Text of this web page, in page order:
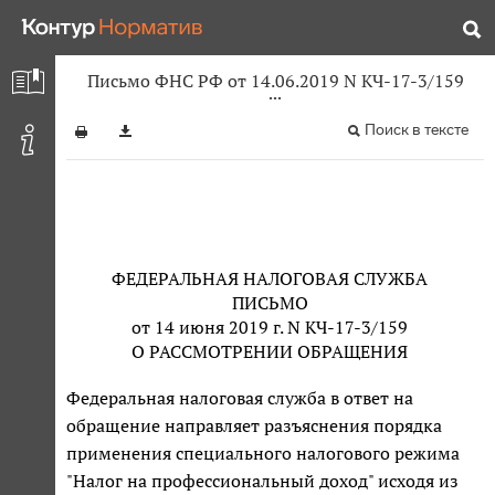
Письмо ФНС РФ от 14.06.2019 N КЧ-17-3/159
Поиск в тексте
ФЕДЕРАЛЬНАЯ НАЛОГОВАЯ СЛУЖБА
ПИСЬМО
от 14 июня 2019 г. N КЧ-17-3/159
О РАССМОТРЕНИИ ОБРАЩЕНИЯ
Федеральная налоговая служба в ответ на
обращение направляет разъяснения порядка
применения специального налогового режима
"Налог на профессиональный доход" исходя из